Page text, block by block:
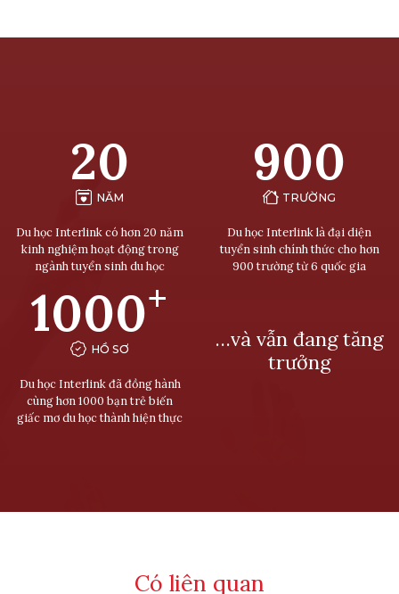
20
NĂM
Du học Interlink có hơn 20 năm
kinh nghiệm hoạt động trong
ngành tuyển sinh du học
900
TRƯỜNG
Du học Interlink là đại diện
tuyển sinh chính thức cho hơn
900 trường từ 6 quốc gia
1000+
HỒ SƠ
Du học Interlink đã đồng hành
cùng hơn 1000 bạn trẻ biến
giấc mơ du học thành hiện thực
…và vẫn đang tăng
trưởng
Có liên quan